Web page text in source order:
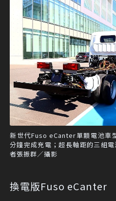
新世代Fuso eCanter單顆電池車
分鐘完成充電；超長軸距的三組
者張振群／攝影
換電版Fuso eCanter